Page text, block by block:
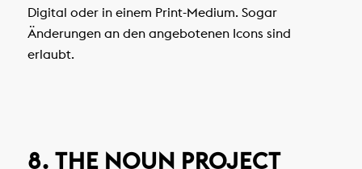
Digital oder in einem Print-Medium. Sogar
Änderungen an den angebotenen Icons sind
erlaubt.
8. THE NOUN PROJECT